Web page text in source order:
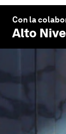
Con la
Alto